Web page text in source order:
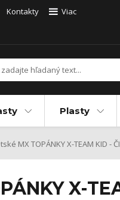
Kontakty Viac
Plasty
MX TOPÁNKY X-TEAM KID -
X-